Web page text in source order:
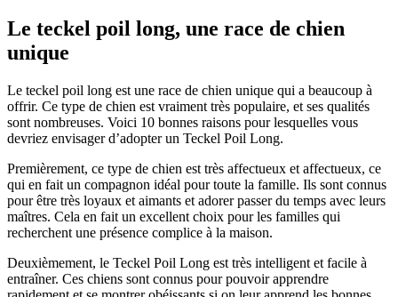
Le teckel poil long, une race de chien
unique
Le teckel poil long est une race de chien unique qui a beaucoup à
offrir. Ce type de chien est vraiment très populaire, et ses qualités
sont nombreuses. Voici 10 bonnes raisons pour lesquelles vous
devriez envisager d’adopter un Teckel Poil Long.
Premièrement, ce type de chien est très affectueux et affectueux, ce
qui en fait un compagnon idéal pour toute la famille. Ils sont connus
pour être très loyaux et aimants et adorer passer du temps avec leurs
maîtres. Cela en fait un excellent choix pour les familles qui
recherchent une présence complice à la maison.
Deuxièmement, le Teckel Poil Long est très intelligent et facile à
entraîner. Ces chiens sont connus pour pouvoir apprendre